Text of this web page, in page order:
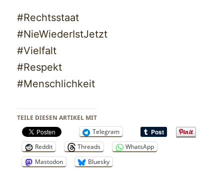
#Rechtsstaat
#NieWiederIstJetzt
#Vielfalt
#Respekt
#Menschlichkeit
TEILE DIESEN ARTIKEL MIT
Telegram
Reddit
Threads
WhatsApp
Mastodon
Bluesky